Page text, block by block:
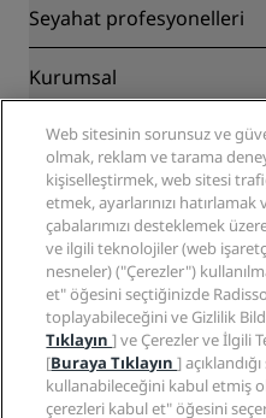
Radisson Rewards
Blog
Destinasyonlar
Radisson Hotels Uygulaması
Sports Approved oteller
Aile Dostu Oteller
Sağlık ve Güvenlik
Seyahat profesyonelleri
İş Ortakları
Seyahat acenteleri
Kurumsal
Radisson Hotel Group
Medya
Kariyer RHG
Kariyer PPHE
EHL Kariyer
The Club by RHG
Geliştirme fırsatları
Sorumlu İşletme
Satın Alma
Yasal
Gizlilik Merkezi
Yasal bildirim
Radisson Rewards hüküm
Site kullanım sözleşmesi
Dijital Erişilebilirlik
Modern Kölelik Beyanı
Yardım
Tüketici uyarıları
İletişim
SSS
Site haritası
Sosyal medya
Radisson Hotels Markaları
Web sitesinin sorunsuz ve
olmak, reklam ve tarama
kişiselleştirmek, web sitesi
etmek, ayarlarınızı hatırlamak
çabalarımızı desteklemek
ve ilgili teknolojiler (web
nesneler) ("Çerezler")
et" öğesini seçtiğinizde
toplayabileceğini ve Gizlilik
Tıklayın] ve Çerezler ve İlgili
[Buraya Tıklayın]
kullanabileceğini kabul etmiş
çerezleri kabul et" öğesini